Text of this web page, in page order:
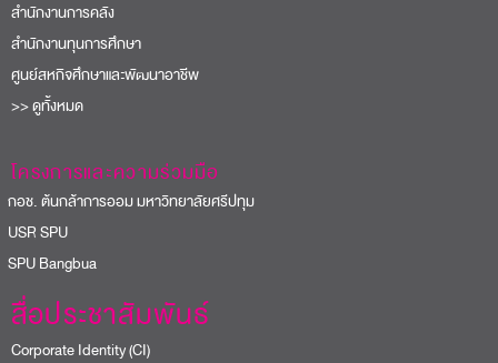
สำนักงานการคลัง
สำนักงานทุนการศึกษา
ศูนย์สหกิจศึกษาและพัฒนาอาชีพ
>> ดูทั้งหมด
โครงการและความร่วมมือ
ช. ต้นกล้าการออม มหาวิทยาลัยศรีปทุม
SPU
Bangbua
สื่อประชาสัมพันธ์
Corporate Identity (CI)